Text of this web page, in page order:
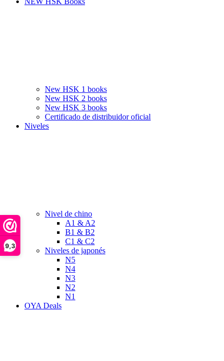
9,3
New HSK 1 books
New HSK 2 books
New HSK 3 books
Certificado de distribuidor oficial
Niveles
Nivel de chino
A1 & A2
B1 & B2
C1 & C2
Niveles de japonés
N5
N4
N3
N2
N1
OYA Deals